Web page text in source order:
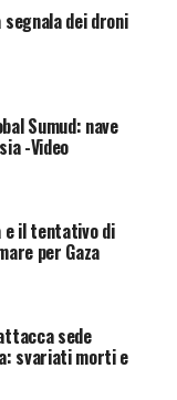
segnala dei droni
Sumud: nave
-Video
e il tentativo di
per Gaza
sede
svariati morti e